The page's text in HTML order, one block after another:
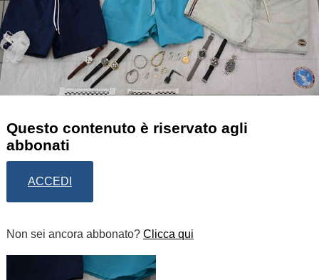
Questo contenuto è riservato agli
abbonati
ACCEDI
Non sei ancora abbonato? Clicca qui